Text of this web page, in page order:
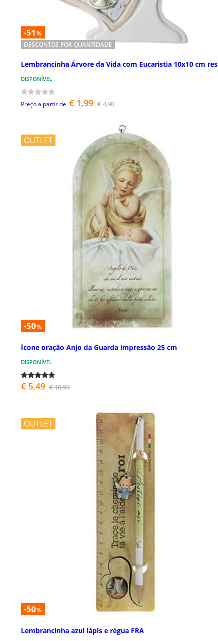
-51 %
DESCONTOS POR QUANTIDADE
Lembrancinha Árvore da Vida com Eucaristia 10x10 cm
DISPONÍVEL
Preço a partir de € 1,99 € 4,90
OUTLET
-50%
Ícone oração Anjo da Guarda impressão 25 cm
DISPONÍVEL
€ 5,49 € 10,90
OUTLET
-50%
Lembrancinha azul lápis e régua FRA